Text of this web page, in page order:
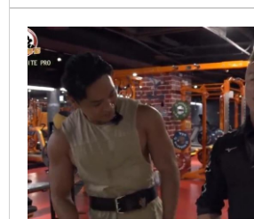
日前在Podcast節目《澤毛好奇》
言確實「曾在名單裡」，卻時機錯